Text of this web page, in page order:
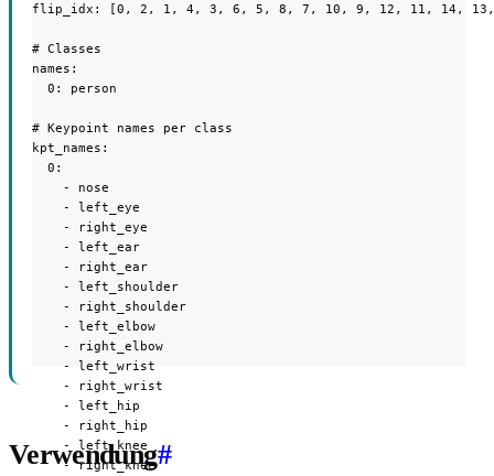
flip_idx: [0, 2, 1, 4, 3, 6, 5, 8, 7, 10, 9, 12, 11, 14,
# Classes
names:
  0: person
# Keypoint names per class
kpt_names:
  0:
    - nose
    - left_eye
    - right_eye
    - left_ear
    - right_ear
    - left_shoulder
    - right_shoulder
    - left_elbow
    - right_elbow
    - left_wrist
    - right_wrist
    - left_hip
    - right_hip
    - left_knee
    - right_knee
Verwendung#